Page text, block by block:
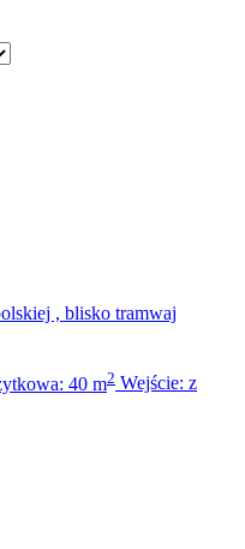
, blisko tramwaj
40 m2 Wejście: z